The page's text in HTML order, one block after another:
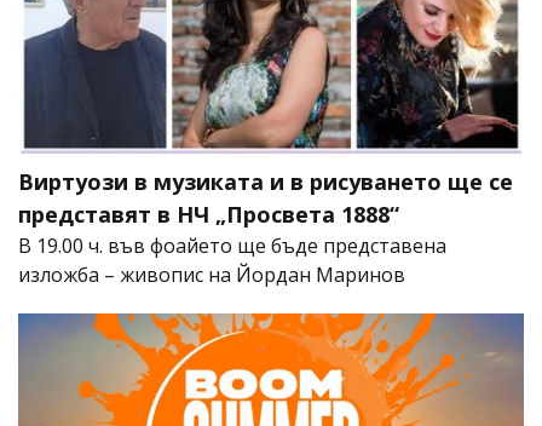
Виртуози в музиката и в рисуването ще се
представят в НЧ „Просвета 1888“
В 19.00 ч. във фоайето ще бъде представена
изложба – живопис на Йордан Маринов